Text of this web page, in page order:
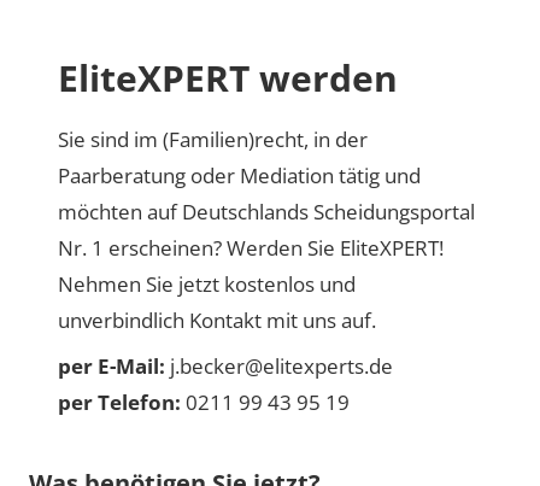
EliteXPERT werden
Sie sind im (Familien)recht, in der
Paarberatung oder Mediation tätig und
möchten auf Deutschlands Scheidungsportal
Nr. 1 erscheinen? Werden Sie EliteXPERT!
Nehmen Sie jetzt kostenlos und
unverbindlich Kontakt mit uns auf.
per E-Mail: j.becker@elitexperts.de
per Telefon: 0211 99 43 95 19